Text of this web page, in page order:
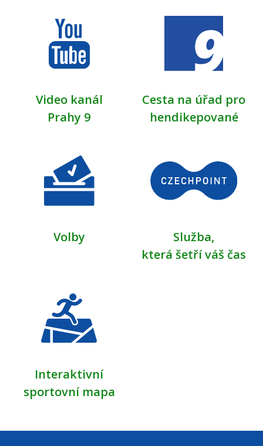
Video kanál
Prahy 9
Cesta na úřad pro
hendikepované
Volby
Služba,
která šetří váš čas
Interaktivní
sportovní mapa